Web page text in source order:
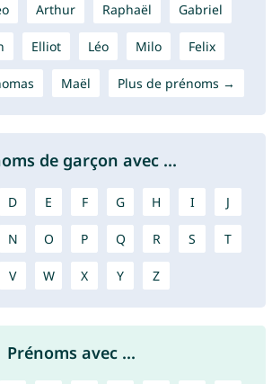
Arthur Raphaël Gabriel
Elliot Léo Milo Felix
Maël Plus de prénoms →
de garçon avec ...
D E F G H I J
N O P Q R S T
V W X Y Z
Prénoms avec ...